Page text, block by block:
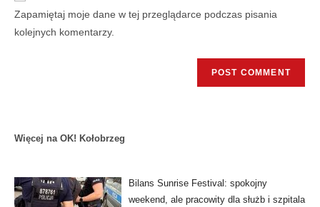
Zapamiętaj moje dane w tej przeglądarce podczas pisania
kolejnych komentarzy.
Więcej na OK! Kołobrzeg
Bilans Sunrise Festival: spokojny
weekend, ale pracowity dla służb i szpitala